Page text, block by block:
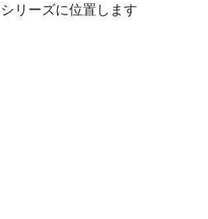
リーズに位置します